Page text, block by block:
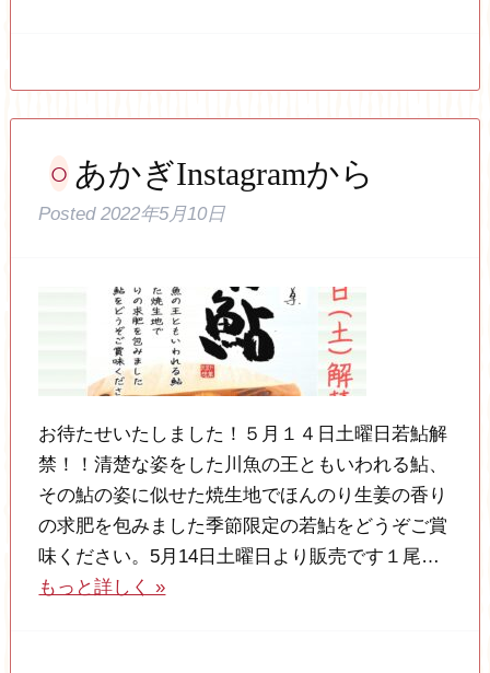
あかぎInstagramから
Posted2022年5月10日
お待たせいたしました！５月１４日土曜日若鮎解
禁！！清楚な姿をした川魚の王ともいわれる鮎、
その鮎の姿に似せた焼生地でほんのり生姜の香り
の求肥を包みました季節限定の若鮎をどうぞご賞
味ください。5月14日土曜日より販売です１尾…
もっと詳しく »